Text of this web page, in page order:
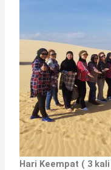
Hari Keempat ( 3